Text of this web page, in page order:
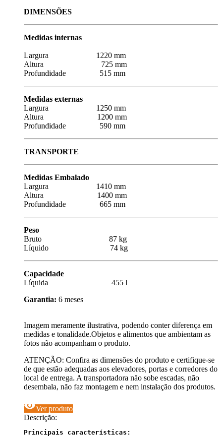
DIMENSÕES
Medidas internas
Largura 1220 mm
Altura 725 mm
Profundidade 515 mm
Medidas externas
Largura 1250 mm
Altura 1200 mm
Profundidade 590 mm
TRANSPORTE
Medidas Embalado
Largura 1410 mm
Altura 1400 mm
Profundidade 665 mm
Peso
Bruto 87 kg
Líquido 74 kg
Capacidade
Líquida 455 l
Garantia: 6 meses
Imagem meramente ilustrativa, podendo conter diferença em
medidas e tonalidade.Objetos e alimentos que ambientam as
fotos não acompanham o produto.
ATENÇÃO: Confira as dimensões do produto e certifique-se
de que estão adequadas aos elevadores, portas e corredores do
local de entrega. A transportadora não sobe escadas, não
desembala, não faz montagem e nem instalação dos produtos.
visibilityVer produto
Descrição:
Principais características: